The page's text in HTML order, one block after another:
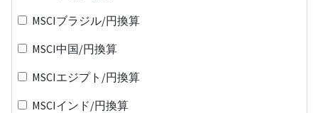
MSCIブラジル/円換算
MSCI中国/円換算
MSCIエジプト/円換算
MSCIインド/円換算